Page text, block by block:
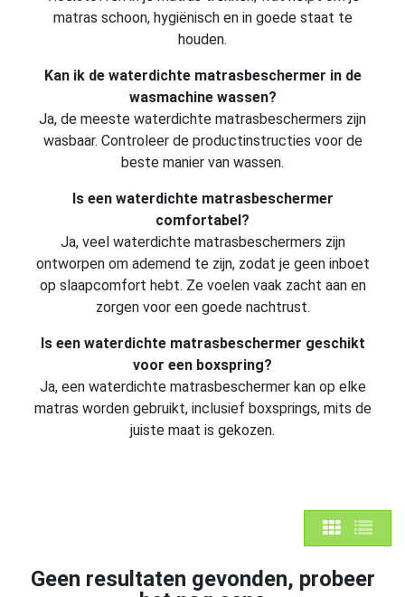
matras schoon, hygiënisch en in goede staat te
houden.
Kan ik de waterdichte matrasbeschermer in de
wasmachine wassen?
Ja, de meeste waterdichte matrasbeschermers zijn
wasbaar. Controleer de productinstructies voor de
beste manier van wassen.
Is een waterdichte matrasbeschermer
comfortabel?
Ja, veel waterdichte matrasbeschermers zijn
ontworpen om ademend te zijn, zodat je geen inboet
op slaapcomfort hebt. Ze voelen vaak zacht aan en
zorgen voor een goede nachtrust.
Is een waterdichte matrasbeschermer geschikt
voor een boxspring?
Ja, een waterdichte matrasbeschermer kan op elke
matras worden gebruikt, inclusief boxsprings, mits de
juiste maat is gekozen.
Geen resultaten gevonden, probeer